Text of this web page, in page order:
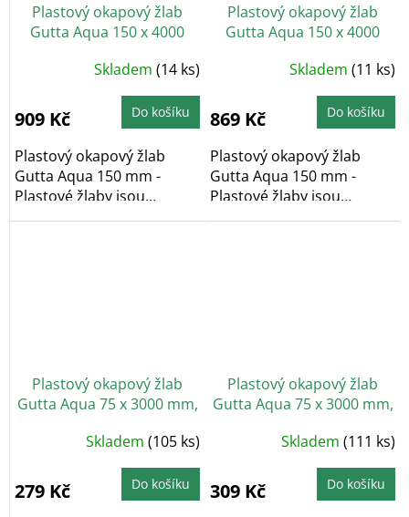
Plastový okapový žlab
Gutta Aqua 150 x 4000
Skladem (14 ks)
909 Kč Do košíku
Plastový okapový žlab
Gutta Aqua 150 mm -
Plastové žlaby jsou
bezúdržbové a
Plastový okapový žlab
Gutta Aqua 150 x 4000
Skladem (11 ks)
869 Kč Do košíku
Plastový okapový žlab
Gutta Aqua 150 mm -
Plastové žlaby jsou
bezúdržbové a
Plastový okapový žlab
Gutta Aqua 75 x 3000 mm,
Skladem (105 ks)
279 Kč Do košíku
Plastový okapový žlab
Gutta Aqua 75 x 3000 mm,
Skladem (111 ks)
309 Kč Do košíku